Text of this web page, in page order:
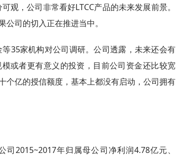
观，公司非常看好LTCC产品的未来发展前景。
司的切入正在推进当中。
35家机构对公司调研。公司透露，未来还会有
或者更有意义的投资，目前公司资金还比较宽
个亿的授信额度，基本上都没有启动，公司拥有
2015~2017年归属母公司净利润4.78亿元、